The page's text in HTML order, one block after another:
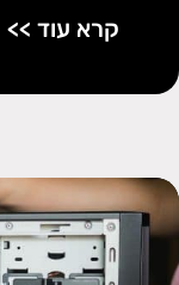
קרא עוד >>